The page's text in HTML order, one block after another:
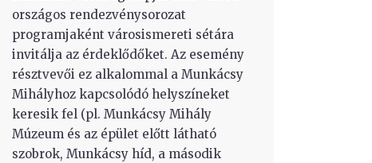
országos rendezvénysorozat
programjaként városismereti sétára
invitálja az érdeklődőket. Az esemény
résztvevői ez alkalommal a Munkácsy
Mihályhoz kapcsolódó helyszíneket
keresik fel (pl. Munkácsy Mihály
Múzeum és az épület előtt látható
szobrok, Munkácsy híd, a második